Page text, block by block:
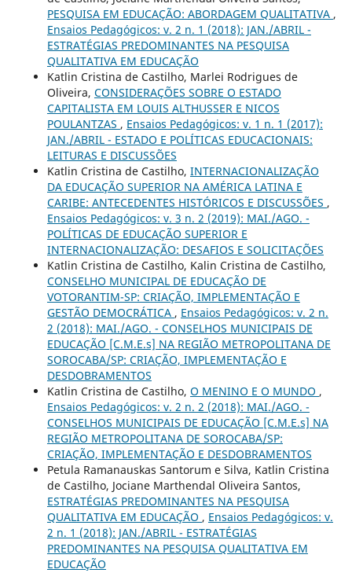
PESQUISA EM EDUCAÇÃO: ABORDAGEM QUALITATIVA ,
Ensaios Pedagógicos: v. 2 n. 1 (2018): JAN./ABRIL -
ESTRATÉGIAS PREDOMINANTES NA PESQUISA
QUALITATIVA EM EDUCAÇÃO
Katlin Cristina de Castilho, Marlei Rodrigues de
Oliveira, CONSIDERAÇÕES SOBRE O ESTADO
CAPITALISTA EM LOUIS ALTHUSSER E NICOS
POULANTZAS , Ensaios Pedagógicos: v. 1 n. 1 (2017):
JAN./ABRIL - ESTADO E POLÍTICAS EDUCACIONAIS:
LEITURAS E DISCUSSÕES
Katlin Cristina de Castilho, INTERNACIONALIZAÇÃO
DA EDUCAÇÃO SUPERIOR NA AMÉRICA LATINA E
CARIBE: ANTECEDENTES HISTÓRICOS E DISCUSSÕES ,
Ensaios Pedagógicos: v. 3 n. 2 (2019): MAI./AGO. -
POLÍTICAS DE EDUCAÇÃO SUPERIOR E
INTERNACIONALIZAÇÃO: DESAFIOS E SOLICITAÇÕES
Katlin Cristina de Castilho, Kalin Cristina de Castilho,
CONSELHO MUNICIPAL DE EDUCAÇÃO DE
VOTORANTIM-SP: CRIAÇÃO, IMPLEMENTAÇÃO E
GESTÃO DEMOCRÁTICA , Ensaios Pedagógicos: v. 2 n.
2 (2018): MAI./AGO. - CONSELHOS MUNICIPAIS DE
EDUCAÇÃO [C.M.E.s] NA REGIÃO METROPOLITANA DE
SOROCABA/SP: CRIAÇÃO, IMPLEMENTAÇÃO E
DESDOBRAMENTOS
Katlin Cristina de Castilho, O MENINO E O MUNDO ,
Ensaios Pedagógicos: v. 2 n. 2 (2018): MAI./AGO. -
CONSELHOS MUNICIPAIS DE EDUCAÇÃO [C.M.E.s] NA
REGIÃO METROPOLITANA DE SOROCABA/SP:
CRIAÇÃO, IMPLEMENTAÇÃO E DESDOBRAMENTOS
Petula Ramanauskas Santorum e Silva, Katlin Cristina
de Castilho, Jociane Marthendal Oliveira Santos,
ESTRATÉGIAS PREDOMINANTES NA PESQUISA
QUALITATIVA EM EDUCAÇÃO , Ensaios Pedagógicos: v.
2 n. 1 (2018): JAN./ABRIL - ESTRATÉGIAS
PREDOMINANTES NA PESQUISA QUALITATIVA EM
EDUCAÇÃO